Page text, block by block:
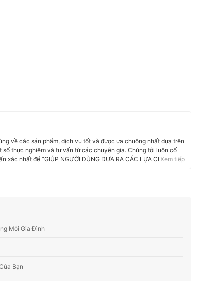
về các sản phẩm, dịch vụ tốt và được ưa chuộng nhất dựa trên
số thực nghiệm và tư vấn từ các chuyên gia. Chúng tôi luôn cố
xác nhất để “GIÚP NGƯỜI DÙNG ĐƯA RA CÁC LỰA CHỌN”Xem tiếp
Mỗi Gia Đình
Bạn